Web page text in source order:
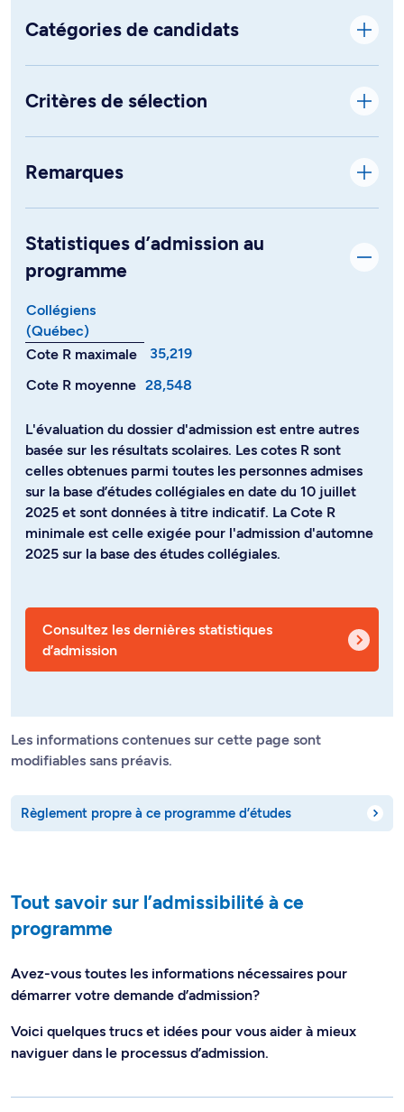
Catégories de candidats
Critères de sélection
Remarques
Statistiques d’admission au
programme
Collégiens
(Québec)
Cote R maximale
35,219
Cote R moyenne 28,548
L'évaluation du dossier d'admission est entre autres
basée sur les résultats scolaires. Les cotes R sont
celles obtenues parmi toutes les personnes admises
sur la base d’études collégiales en date du 10 juillet
2025 et sont données à titre indicatif. La Cote R
minimale est celle exigée pour l'admission d'automne
2025 sur la base des études collégiales.
Consultez les dernières statistiques
d’admission
Les informations contenues sur cette page sont
modifiables sans préavis.
Règlement propre à ce programme d’études
Tout savoir sur l’admissibilité à ce
programme
Avez-vous toutes les informations nécessaires pour
démarrer votre demande d’admission?
Voici quelques trucs et idées pour vous aider à mieux
naviguer dans le processus d’admission.